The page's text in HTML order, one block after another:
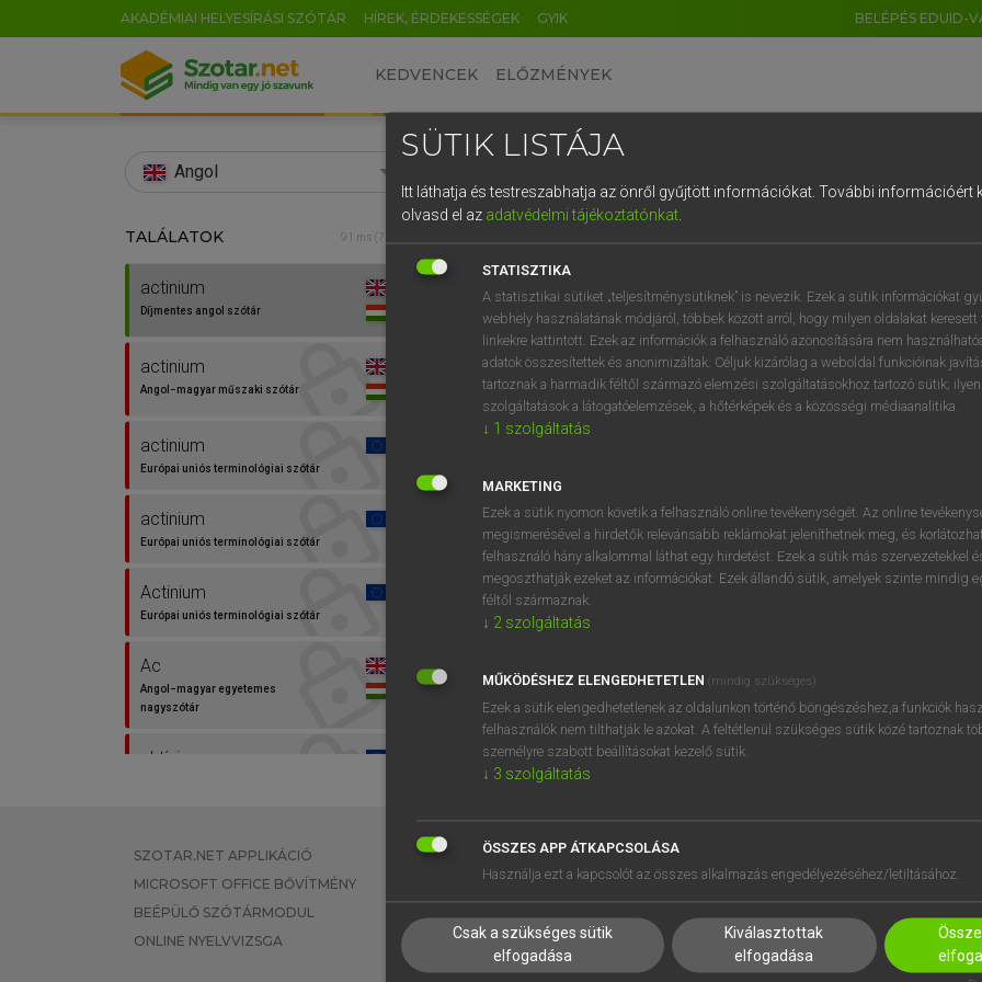
AKADÉMIAI HELYESÍRÁSI SZÓTÁR HÍREK, ÉRDEKESSÉGEK GYIK BELÉPÉS EDUID-
KEDVENCEK ELŐZMÉNYEK
Angol
TALÁLATOK 91 ms (7 db)
actinium
Díjmentes angol szótár
actinium
Angol−magyar műszaki szótár
actinium
Európai uniós terminológiai szótár
actinium
Európai uniós terminológiai szótár
Actinium
Európai uniós terminológiai szótár
Ac
Angol−magyar egyetemes
nagyszótár
aktínium
Díjmentes angol szótár
actinium fn aktínium
⚲ actiniumkeresése szótárainkban
SZOTAR.NET APPLIKÁCIÓ
MICROSOFT OFFICE BŐVÍTMÉNY
BEÉPÜLŐ SZÓTÁRMODUL
ONLINE NYELVVIZSGA
EGYÉNI FELHASZNÁLÓKNAK
TANULÓKNAK
VÁLLALATI MEGOLDÁSOK
SÚGÓ
RÓLUNK
SÜTI BEÁLLÍTÁSOK
SÜTIK LISTÁJA
Itt láthatja és testreszabhatja az önről gyűjtött információkat. További információért
olvasd el az adatvédelmi tájékoztatónkat.
STATISZTIKA
A statisztikai sütiket „teljesítménysütiknek” is nevezik. Ezek a sütik információkat
webhely használatának módjáról, többek között arról, hogy milyen oldalakat keresett
linkekre kattintott. Ezek az információk a felhasználó azonosítására nem
adatok összesítettek és anonimizáltak. Céljuk kizárólag a weboldal funkcióinak
tartoznak a harmadik féltől származó elemzési szolgáltatásokhoz tartozó sütik;
szolgáltatások a látogatóelemzések, a hőtérképek és a közösségi médiaanalitika.
↓ 1 szolgáltatás
MARKETING
Ezek a sütik nyomon követik a felhasználó online tevékenységét. Az online
megismerésével a hirdetők relevánsabb reklámokat jeleníthetnek meg, és
felhasználó hány alkalommal láthat egy hirdetést. Ezek a sütik más szervezetekkel
megoszthatják ezeket az információkat. Ezek állandó sütik, amelyek szinte mindig
féltől származnak.
↓ 2 szolgáltatás
MŰKÖDÉSHEZ ELENGEDHETETLEN (mindig szükséges)
Ezek a sütik elengedhetetlenek az oldalunkon történő böngészéshez,a funkciók
felhasználók nem tilthatják le azokat. A feltétlenül szükséges sütik közé tartoznak
személyre szabott beállításokat kezelő sütik.
↓ 3 szolgáltatás
ÖSSZES APP ÁTKAPCSOLÁSA
Használja ezt a kapcsolót az összes alkalmazás engedélyezéséhez/letiltásához.
Csak a szükséges sütik
elfogadása
Kiválasztottak
elfogadása
EN HU DE CN FR ES IT NL
0 1 2 3 4 5 6 7 8 9
q w e r t z u i
a s d f g h j k l é
í y x c v b n m , .